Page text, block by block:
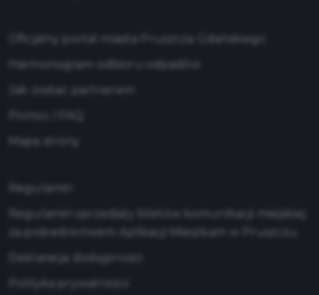
Oficjalny portal miasta Pruszcza Gdańskiego
Harmonogram odbioru odpadów
Jak zostać partnerem
Mapa strony
Regulamin
Regulamin sprzedaży biletów komunikacji miejskiej
za pośrednictwem Aplikacji Mieszkam w Pruszczu
Deklaracja dostępności
Polityka prywatności